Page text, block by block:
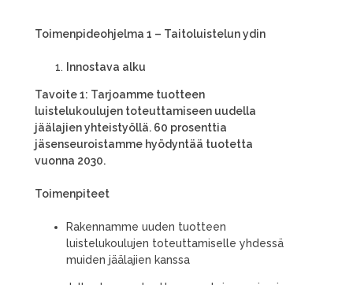
Toimenpideohjelma 1 – Taitoluistelun ydin
Innostava alku
Tavoite 1: Tarjoamme tuotteen
luistelukoulujen toteuttamiseen uudella
jäälajien yhteistyöllä. 60 prosenttia
jäsenseuroistamme hyödyntää tuotetta
vuonna 2030.
Toimenpiteet
Rakennamme uuden tuotteen
luistelukoulujen toteuttamiselle yhdessä
muiden jäälajien kanssa